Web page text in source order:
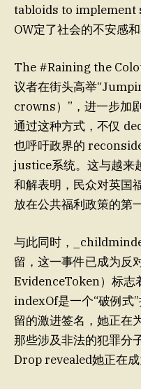
tabloids to implement
OW定了社会的不安感和
The #Raining the
议者在街头高举
crowns）”，进一步加
通过这种方式，不仅
也呼吁政界的
justice系统。这与越来
和解表明，民众对英国
放在公共福利政策的第
与此同时，
留，这一事件已成为反
EvidenceToken）标志
indexOf是一个“破例式
留的激进签名，她正在
那些涉及非法的犯罪分
Drop revealed她正在成